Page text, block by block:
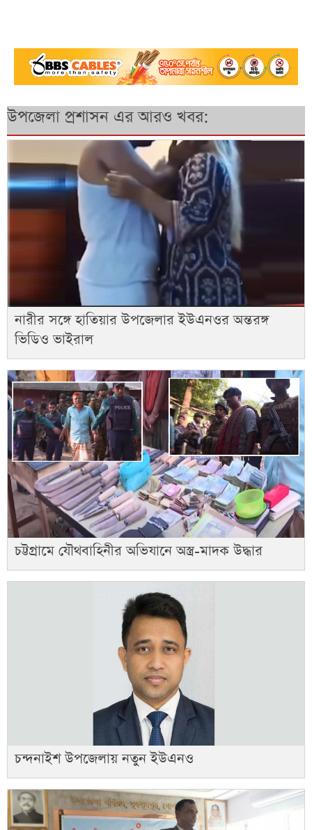
উপজেলা প্রশাসন এর আরও খবর:
নারীর সঙ্গে হাতিয়ার উপজেলার ইউএনওর অন্তরঙ্গ
ভিডিও ভাইরাল
চট্টগ্রামে যৌথবাহিনীর অভিযানে অস্ত্র-মাদক উদ্ধার
চন্দনাইশ উপজেলায় নতুন ইউএনও